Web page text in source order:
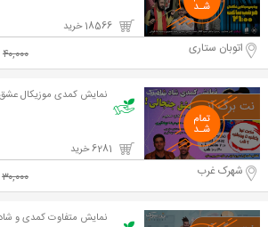
اتوبان ستاری ۴۰,۰۰۰
نمایش کمدی موزیکال
شهرک غرب ۳۰,۰۰۰
نمایش متفاوت کمدی و شاد